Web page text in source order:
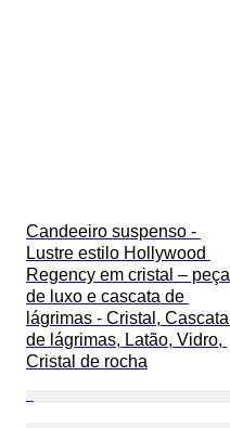
Candeeiro suspenso -
Lustre estilo Hollywood
Regency em cristal – peça
de luxo e cascata de
lágrimas - Cristal, Cascata
de lágrimas, Latão, Vidro,
Cristal de rocha